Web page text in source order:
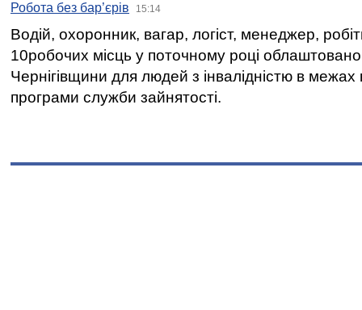
Робота без бар’єрів 15:14
Водій, охоронник, вагар, логіст, менеджер,
10робочих місць у поточному році
Чернігівщини для людей з інвалідністю в межах
програми служби зайнятості.